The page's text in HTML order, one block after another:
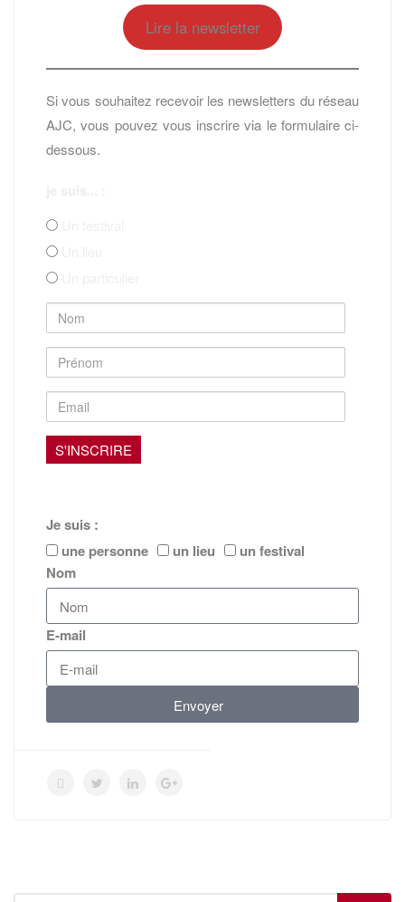
Lire la newsletter
Si vous souhaitez recevoir les newsletters du réseau
AJC, vous pouvez vous inscrire via le formulaire ci-
dessous.
Je suis :
une personne
un lieu
un festival
Nom
E-mail
Envoyer